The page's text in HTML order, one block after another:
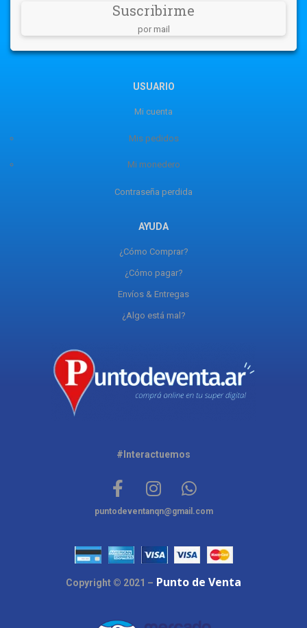
Suscribirme
por mail
USUARIO
Mi cuenta
Mis pedidos
Mi monedero
Contraseña perdida
AYUDA
¿Cómo Comprar?
¿Cómo pagar?
Envíos & Entregas
¿Algo está mal?
#Interactuemos
puntodeventanqn@gmail.com
Copyright © 2021 – Punto de Venta